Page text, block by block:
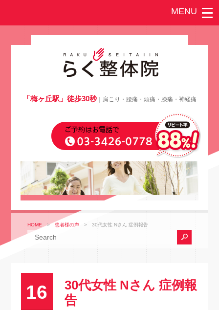
「梅ヶ丘駅」徒歩30秒｜肩こり・腰痛・頭痛・膝痛・神経痛
HOME > 患者様の声 >30代女性 Nさん 症例報告
16
30代女性 Nさん 症例報
告